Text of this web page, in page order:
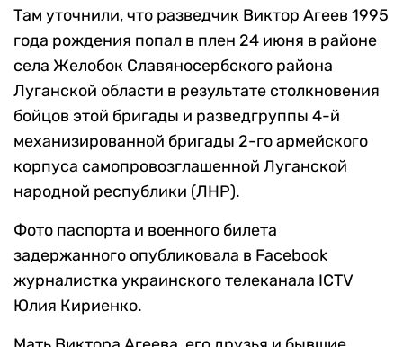
Там уточнили, что разведчик Виктор Агеев 1995
года рождения попал в плен 24 июня в районе
села Желобок Славяносербского района
Луганской области в результате столкновения
бойцов этой бригады и разведгруппы 4-й
механизированной бригады 2-го армейского
корпуса самопровозглашенной Луганской
народной республики (ЛНР).
Фото паспорта и военного билета
задержанного опубликовала в Facebook
журналистка украинского телеканала ICTV
Юлия Кириенко.